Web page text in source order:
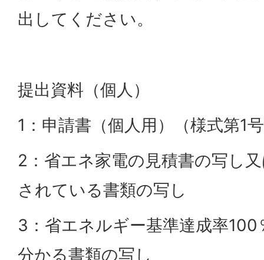
出してください。
提出資料（個人）
1：申請書（個人用）（様式第1
2：省エネ家電の見積書の写し
されている書類の写し
3：省エネルギー基準達成率
分かる書類の写し